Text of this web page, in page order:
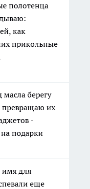
полотенца
как
прикольные
берегу
превращаю их
-
подарки
имя для
еще